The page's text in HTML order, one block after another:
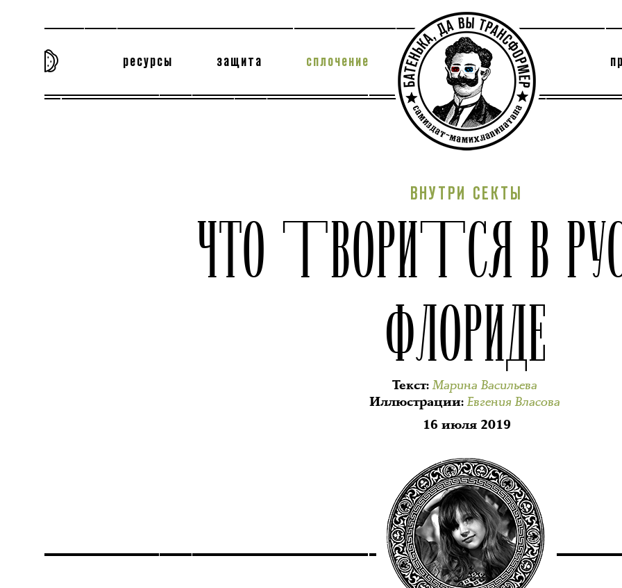
ресурсы защита сплочение
ВНУТРИ СЕКТЫ
ЧТО ТВОРИТСЯ В
ФЛОРИДЕ
Текст:Марина Васильева
Иллюстрации:Евгения Власова
16 июля 2019